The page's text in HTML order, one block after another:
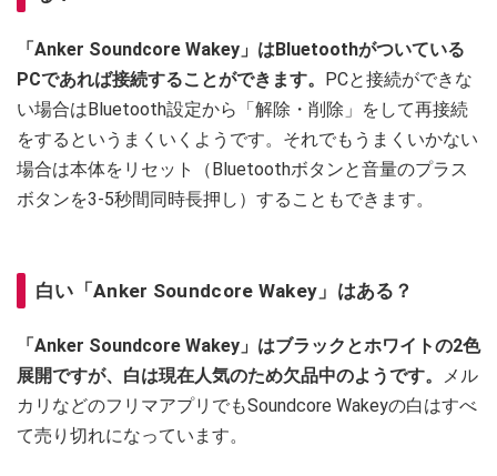
「Anker Soundcore Wakey」はBluetoothがついている
PCであれば接続することができます。 PCと接続ができな
い場合はBluetooth設定から「解除・削除」をして再接続
をするというまくいくようです。それでもうまくいかない
場合は本体をリセット（Bluetoothボタンと音量のプラス
ボタンを3-5秒間同時長押し）することもできます。
白い「Anker Soundcore Wakey」はある？
「Anker Soundcore Wakey」はブラックとホワイトの2色
展開ですが、白は現在人気のため欠品中のようです。
メル
カリなどのフリマアプリでもSoundcore Wakeyの白はすべ
て売り切れになっています。